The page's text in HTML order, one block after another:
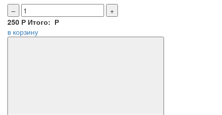
–
+
250 Р Итого: Р
в корзину